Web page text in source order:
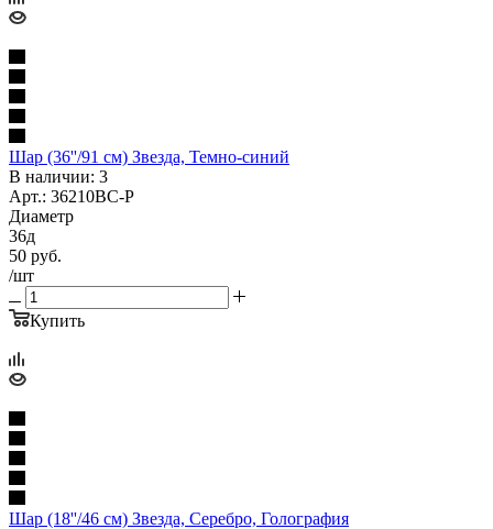
Шар (36''/91 см) Звезда, Темно-синий
В наличии: 3
Арт.: 36210BC-P
Диаметр
36д
50 руб.
/шт
Купить
Шар (18''/46 см) Звезда, Серебро, Голография